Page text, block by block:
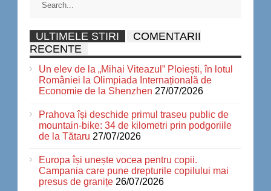
ULTIMELE STIRI
COMENTARII
RECENTE
Un elev de la „Mihai Viteazul” Ploiești, în lotul
României la Olimpiada Internațională de
Economie de la Shenzhen 27/07/2026
Prahova își deschide primul traseu public de
mountain-bike: 34 de kilometri prin podgoriile
de la Tătaru 27/07/2026
Europa își unește vocea pentru copii.
Campania care pune drepturile copilului mai
presus de granițe 26/07/2026